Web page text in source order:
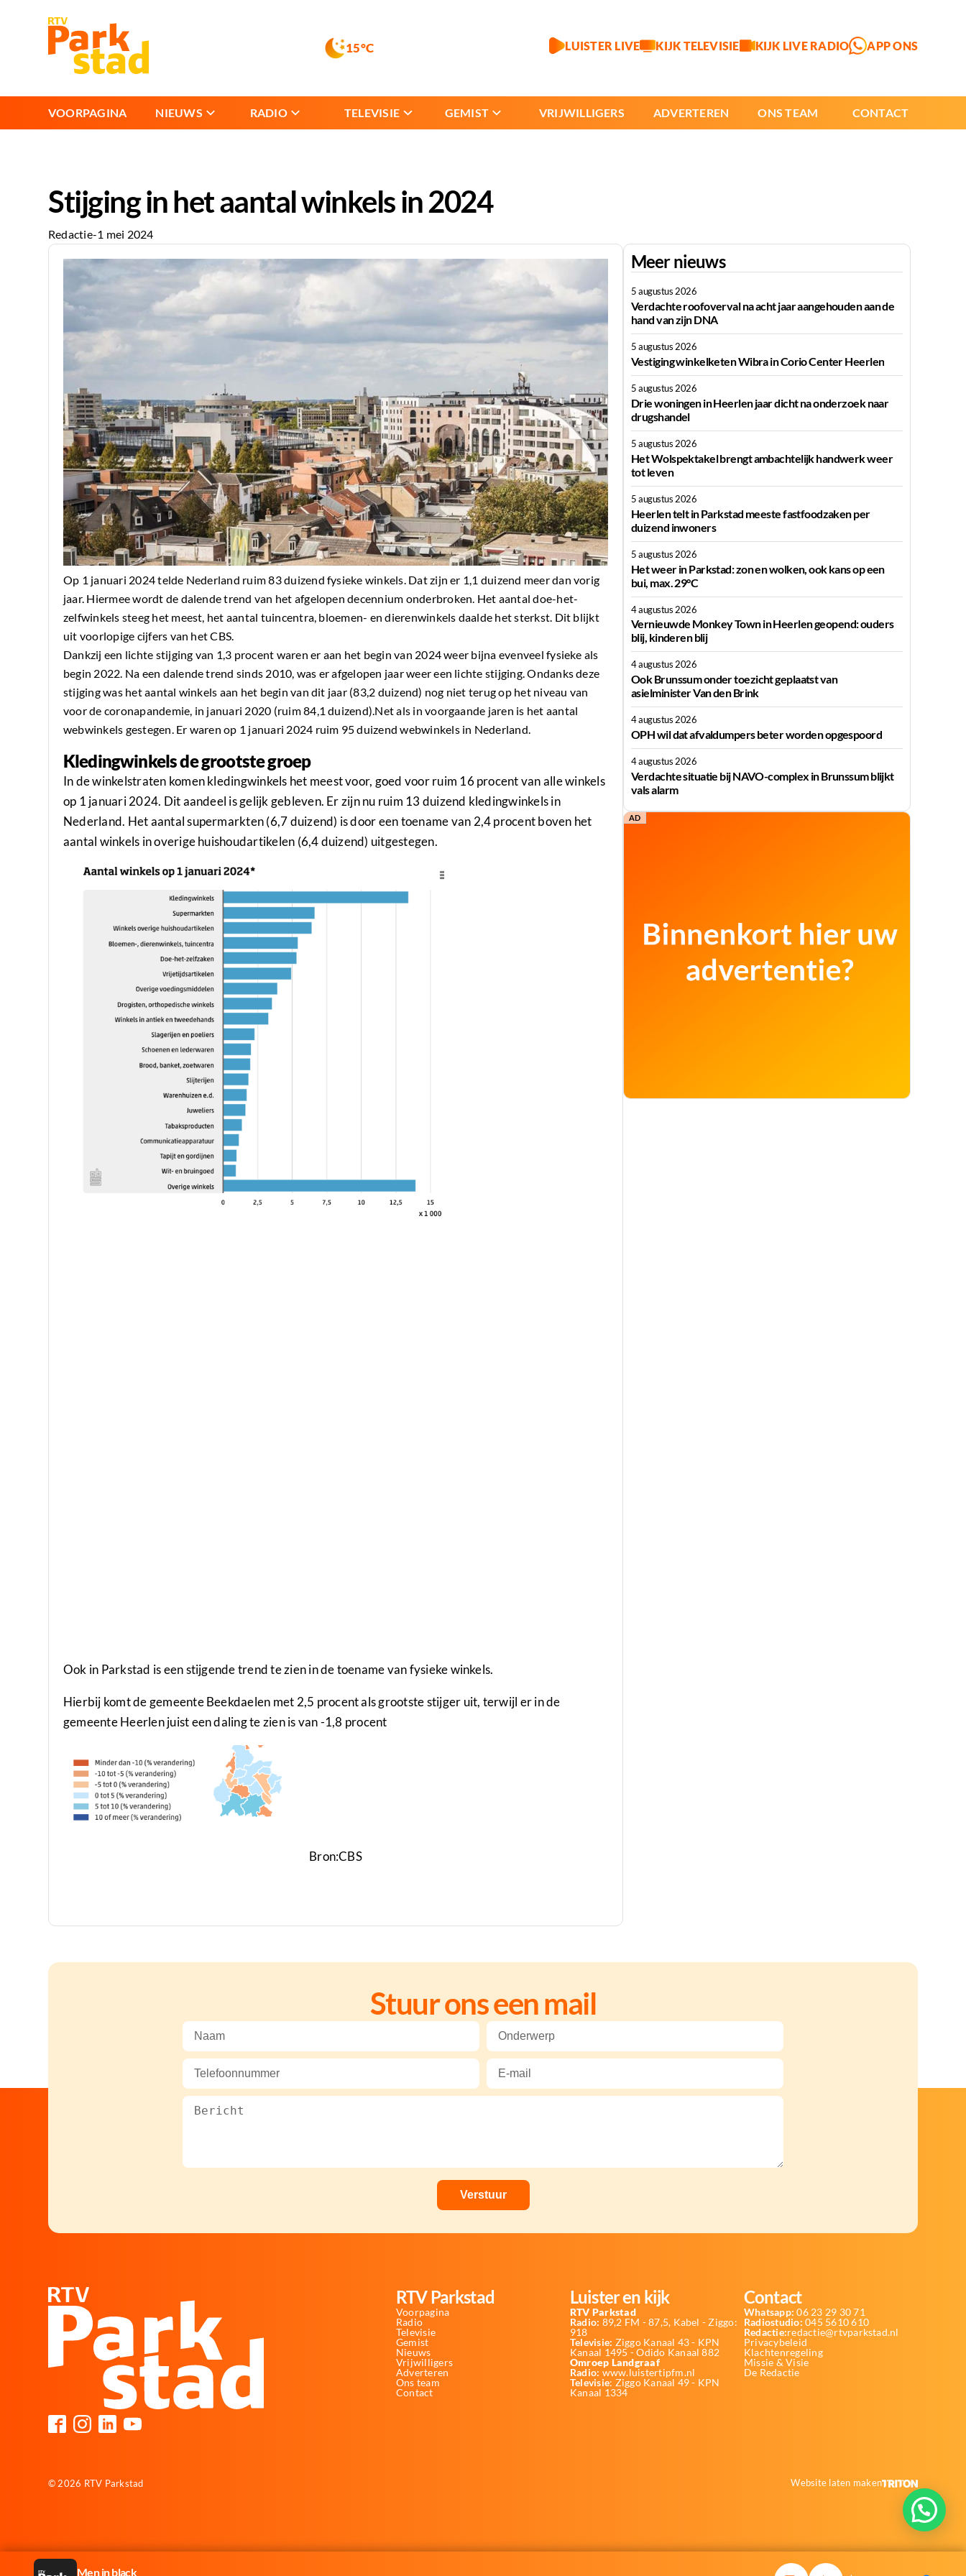
15°C LUISTER LIVE KIJK TELEVISIE KIJK LIVE RADIO APP ONS
VOORPAGINA NIEUWS RADIO TELEVISIE GEMIST VRIJWILLIGERS ADVERTEREN ONS TEAM CONTACT
Stijging in het aantal winkels in 2024
Redactie-1 mei 2024
Op 1 januari 2024 telde Nederland ruim 83 duizend fysieke winkels. Dat zijn er 1,1 duizend meer dan vorig
jaar. Hiermee wordt de dalende trend van het afgelopen decennium onderbroken. Het aantal doe-het-
zelfwinkels steeg het meest, het aantal tuincentra, bloemen- en dierenwinkels daalde het sterkst. Dit blijkt
uit voorlopige cijfers van het CBS.
Dankzij een lichte stijging van 1,3 procent waren er aan het begin van 2024 weer bijna evenveel fysieke als
begin 2022. Na een dalende trend sinds 2010, was er afgelopen jaar weer een lichte stijging. Ondanks deze
stijging was het aantal winkels aan het begin van dit jaar (83,2 duizend) nog niet terug op het niveau van
voor de coronapandemie, in januari 2020 (ruim84,1 duizend).Net als in voorgaande jaren is het aantal
webwinkels gestegen. Er waren op 1 januari 2024 ruim 95 duizend webwinkels in Nederland.
Kledingwinkels de grootste groep
In de winkelstraten komen kledingwinkels het meest voor, goed voor ruim 16 procent van alle winkels
op 1 januari 2024. Dit aandeel is gelijk gebleven. Er zijn nu ruim 13 duizend kledingwinkels in
Nederland. Het aantal supermarkten (6,7 duizend) is door een toename van 2,4 procent boven het
aantal winkels in overige huishoudartikelen (6,4 duizend) uitgestegen.
Ook in Parkstad is een stijgende trend te zien in de toename van fysieke winkels.
Hierbij komt de gemeente Beekdaelen met 2,5 procent als grootste stijger uit, terwijl er in de
gemeente Heerlen juist een daling te zien is van -1,8 procent
Bron:CBS
Meer nieuws
5 augustus 2026
Verdachte roofoverval na acht jaar aangehouden aan de
hand van zijn DNA
5 augustus 2026
Vestiging winkelketen Wibra in Corio Center Heerlen
5 augustus 2026
Drie woningen in Heerlen jaar dicht na onderzoek naar
drugshandel
5 augustus 2026
Het Wolspektakel brengt ambachtelijk handwerk weer
tot leven
5 augustus 2026
Heerlen telt in Parkstad meeste fastfoodzaken per
duizend inwoners
5 augustus 2026
Het weer in Parkstad: zon en wolken, ook kans op een
bui, max. 29°C
4 augustus 2026
Vernieuwde Monkey Town in Heerlen geopend: ouders
blij, kinderen blij
4 augustus 2026
Ook Brunssum onder toezicht geplaatst van
asielminister Van den Brink
4 augustus 2026
OPH wil dat afvaldumpers beter worden opgespoord
4 augustus 2026
Verdachte situatie bij NAVO-complex in Brunssum blijkt
vals alarm
AD
Stuur ons een mail
RTV Parkstad
Voorpagina
Radio
Televisie
Gemist
Nieuws
Vrijwilligers
Adverteren
Ons team
Contact
Luister en kijk
RTV Parkstad
Radio: 89,2 FM - 87,5, Kabel - Ziggo:
918
Televisie: Ziggo Kanaal 43 - KPN
Kanaal 1495 - Odido Kanaal 882
Omroep Landgraaf
Radio: www.luistertipfm.nl
Televisie: Ziggo Kanaal 49 - KPN
Kanaal 1334
Contact
Whatsapp: 06 23 29 30 71
Radiostudio: 045 5610 610
Redactie:redactie@rtvparkstad.nl
Privacybeleid
Klachtenregeling
Missie & Visie
De Redactie
© 2026 RTV Parkstad Website laten maken
Men in black